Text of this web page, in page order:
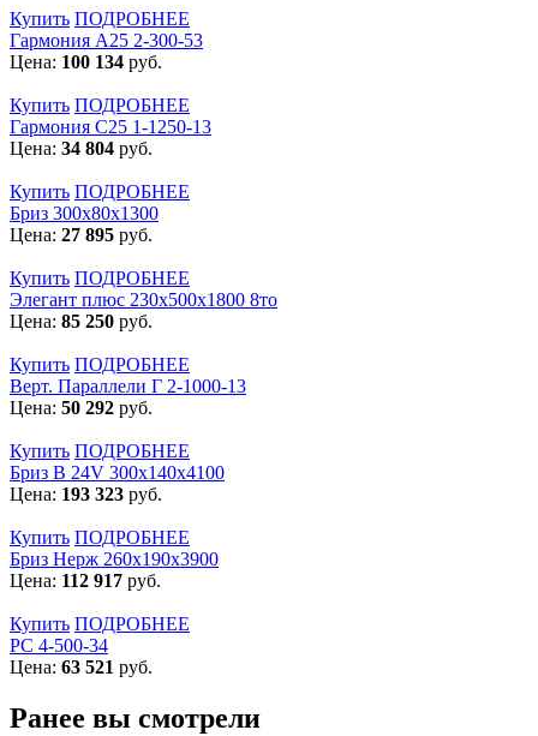
Купить ПОДРОБНЕЕ
Гармония А25 2-300-53
Цена: 100 134 руб.
Купить ПОДРОБНЕЕ
Гармония С25 1-1250-13
Цена: 34 804 руб.
Купить ПОДРОБНЕЕ
Бриз 300х80х1300
Цена: 27 895 руб.
Купить ПОДРОБНЕЕ
Элегант плюс 230x500x1800 8то
Цена: 85 250 руб.
Купить ПОДРОБНЕЕ
Верт. Параллели Г 2-1000-13
Цена: 50 292 руб.
Купить ПОДРОБНЕЕ
Бриз В 24V 300x140x4100
Цена: 193 323 руб.
Купить ПОДРОБНЕЕ
Бриз Нерж 260х190х3900
Цена: 112 917 руб.
Купить ПОДРОБНЕЕ
РС 4-500-34
Цена: 63 521 руб.
Ранее вы смотрели